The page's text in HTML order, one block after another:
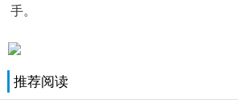
手。
推荐阅读